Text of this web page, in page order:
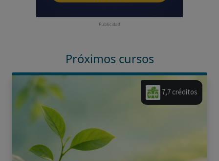
Publicidad
Próximos cursos
7,7 créditos